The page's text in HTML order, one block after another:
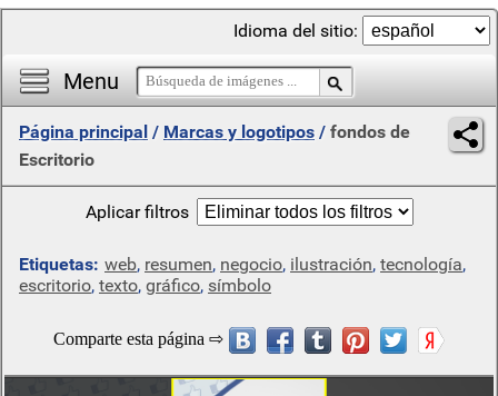
Menu
Idioma del sitio:
Página principal / Marcas y logotipos / fondos de
Escritorio
Aplicar filtros
Etiquetas: web, resumen, negocio, ilustración, tecnología,
escritorio, texto, gráfico, símbolo